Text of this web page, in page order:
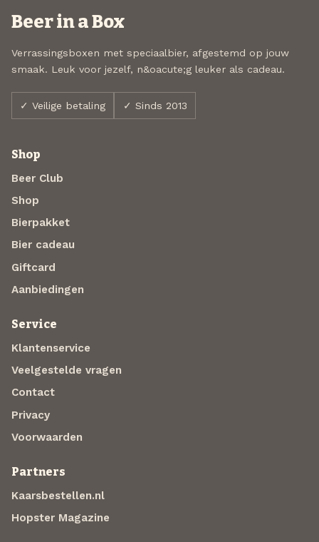
Beer in a Box
Verrassingsboxen met speciaalbier, afgestemd op jouw
smaak. Leuk voor jezelf, n&oacute;g leuker als cadeau.
✓ Veilige betaling ✓ Sinds 2013
Shop
Beer Club
Shop
Bierpakket
Bier cadeau
Giftcard
Aanbiedingen
Service
Klantenservice
Veelgestelde vragen
Contact
Privacy
Voorwaarden
Partners
Kaarsbestellen.nl
Hopster Magazine